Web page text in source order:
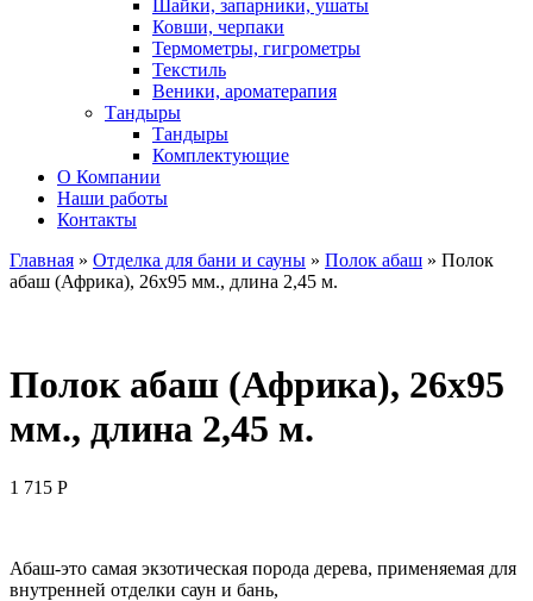
Шайки, запарники, ушаты
Ковши, черпаки
Термометры, гигрометры
Текстиль
Веники, ароматерапия
Тандыры
Тандыры
Комплектующие
О Компании
Наши работы
Контакты
Главная » Отделка для бани и сауны » Полок абаш » Полок
абаш (Африка), 26х95 мм., длина 2,45 м.
Полок абаш (Африка), 26х95
мм., длина 2,45 м.
1 715 Р
Абаш-это самая экзотическая порода дерева, применяемая для
внутренней отделки саун и бань,